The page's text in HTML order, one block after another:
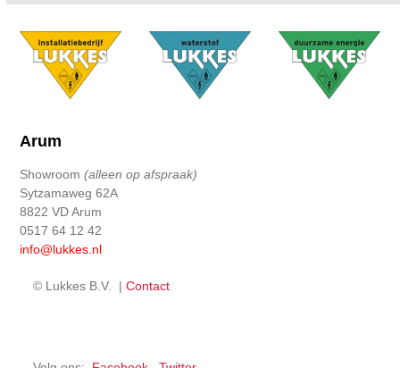
Arum
Showroom(alleen op afspraak)
Sytzamaweg 62A
8822 VD Arum
0517 64 12 42
info@lukkes.nl
© Lukkes B.V. |Contact